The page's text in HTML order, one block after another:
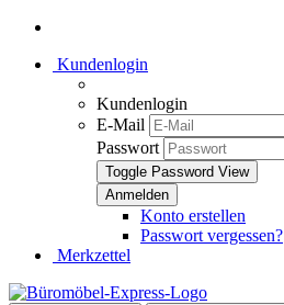
Kundenlogin
Kundenlogin
E-Mail
Passwort
Toggle Password View
Konto erstellen
Passwort vergessen?
Merkzettel